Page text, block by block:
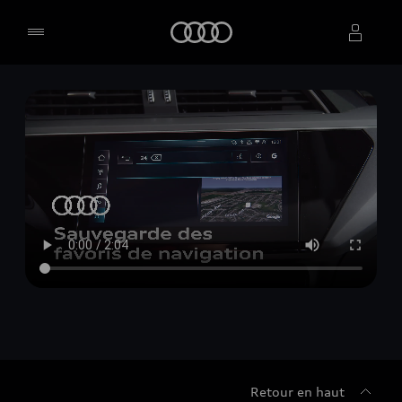
Sélectionner un concessionnaire
Retour en haut